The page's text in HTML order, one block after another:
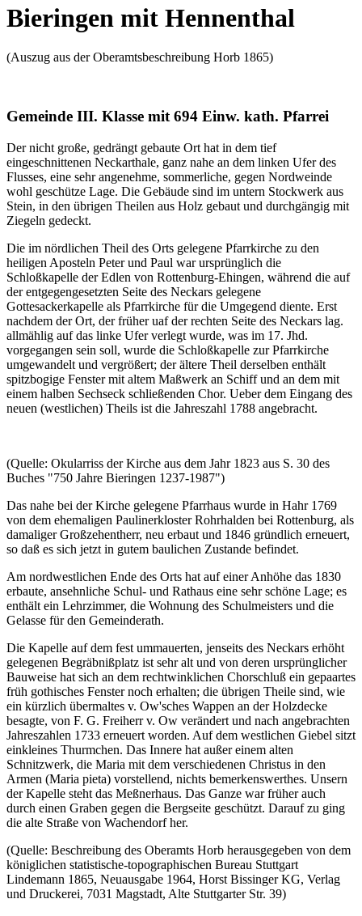
Bieringen mit Hennenthal
(Auszug aus der Oberamtsbeschreibung Horb 1865)
Gemeinde III. Klasse mit 694 Einw. kath. Pfarrei
Der nicht große, gedrängt gebaute Ort hat in dem tief
eingeschnittenen Neckarthale, ganz nahe an dem linken Ufer des
Flusses, eine sehr angenehme, sommerliche, gegen Nordweinde
wohl geschütze Lage. Die Gebäude sind im untern Stockwerk aus
Stein, in den übrigen Theilen aus Holz gebaut und durchgängig mit
Ziegeln gedeckt.
Die im nördlichen Theil des Orts gelegene Pfarrkirche zu den
heiligen Aposteln Peter und Paul war ursprünglich die
Schloßkapelle der Edlen von Rottenburg-Ehingen, während die auf
der entgegengesetzten Seite des Neckars gelegene
Gottesackerkapelle als Pfarrkirche für die Umgegend diente. Erst
nachdem der Ort, der früher uaf der rechten Seite des Neckars lag.
allmählig auf das linke Ufer verlegt wurde, was im 17. Jhd.
vorgegangen sein soll, wurde die Schloßkapelle zur Pfarrkirche
umgewandelt und vergrößert; der ältere Theil derselben enthält
spitzbogige Fenster mit altem Maßwerk an Schiff und an dem mit
einem halben Sechseck schließenden Chor. Ueber dem Eingang des
neuen (westlichen) Theils ist die Jahreszahl 1788 angebracht.
(Quelle: Okularriss der Kirche aus dem Jahr 1823 aus S. 30 des
Buches "750 Jahre Bieringen 1237-1987")
Das nahe bei der Kirche gelegene Pfarrhaus wurde in Hahr 1769
von dem ehemaligen Paulinerkloster Rohrhalden bei Rottenburg, als
damaliger Großzehentherr, neu erbaut und 1846 gründlich erneuert,
so daß es sich jetzt in gutem baulichen Zustande befindet.
Am nordwestlichen Ende des Orts hat auf einer Anhöhe das 1830
erbaute, ansehnliche Schul- und Rathaus eine sehr schöne Lage; es
enthält ein Lehrzimmer, die Wohnung des Schulmeisters und die
Gelasse für den Gemeinderath.
Die Kapelle auf dem fest ummauerten, jenseits des Neckars erhöht
gelegenen Begräbnißplatz ist sehr alt und von deren ursprünglicher
Bauweise hat sich an dem rechtwinklichen Chorschluß ein gepaartes
früh gothisches Fenster noch erhalten; die übrigen Theile sind, wie
ein kürzlich übermaltes v. Ow'sches Wappen an der Holzdecke
besagte, von F. G. Freiherr v. Ow verändert und nach angebrachten
Jahreszahlen 1733 erneuert worden. Auf dem westlichen Giebel sitzt
einkleines Thurmchen. Das Innere hat außer einem alten
Schnitzwerk, die Maria mit dem verschiedenen Christus in den
Armen (Maria pieta) vorstellend, nichts bemerkenswerthes. Unsern
der Kapelle steht das Meßnerhaus. Das Ganze war früher auch
durch einen Graben gegen die Bergseite geschützt. Darauf zu ging
die alte Straße von Wachendorf her.
(Quelle: Beschreibung des Oberamts Horb herausgegeben von dem
königlichen statistische-topographischen Bureau Stuttgart
Lindemann 1865, Neuausgabe 1964, Horst Bissinger KG, Verlag
und Druckerei, 7031 Magstadt, Alte Stuttgarter Str. 39)